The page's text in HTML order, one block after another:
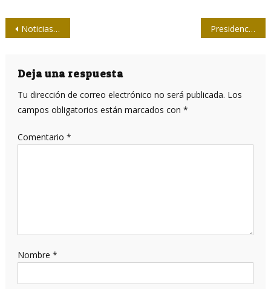
Navegación
entradas
Noticias por suscripción llegarán a Facebook a partir de octubre Presidencia de la Upec: Congreso y softbol entre los temas debatidos
Deja una respuesta
Tu dirección de correo electrónico no será publicada. Los
campos obligatorios están marcados con *
Comentario *
Nombre *